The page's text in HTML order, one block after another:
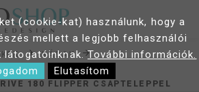
KÁDAK
180 FLIPPER CSAPTELEPPEL
(cookie-kat) használunk, hogy a
mellett a legjobb felhasználói
látogatóinknak.További információk.
Elutasítom